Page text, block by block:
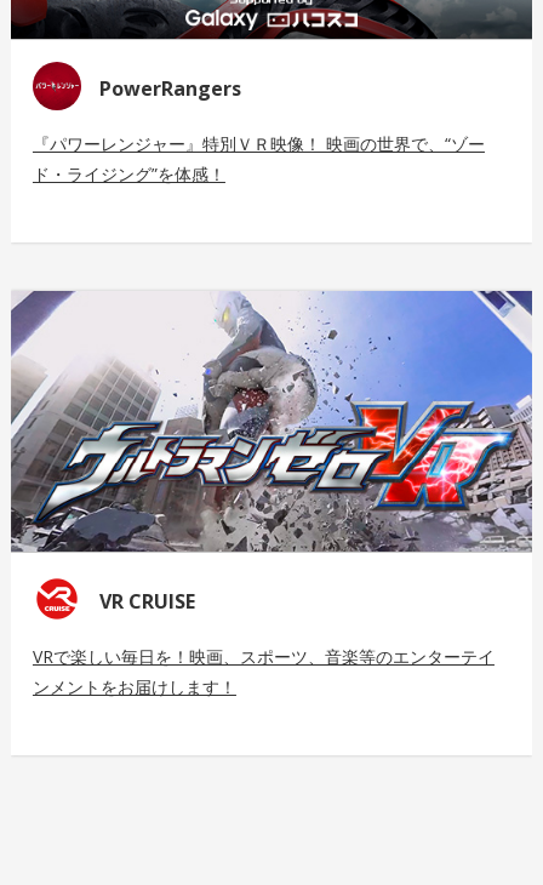
PowerRangers
『パワーレンジャー』特別ＶＲ映像！ 映画の世界で、“ゾー
ド・ライジング”を体感！
VR CRUISE
VRで楽しい毎日を！映画、スポーツ、音楽等のエンターテイ
ンメントをお届けします！